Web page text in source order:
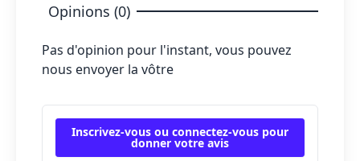
Opinions (0)
Pas d'opinion pour l'instant, vous pouvez
nous envoyer la vôtre
Inscrivez-vous ou connectez-vous pour
donner votre avis